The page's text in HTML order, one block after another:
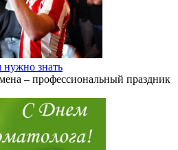
нужно знать
– профессиональный праздник